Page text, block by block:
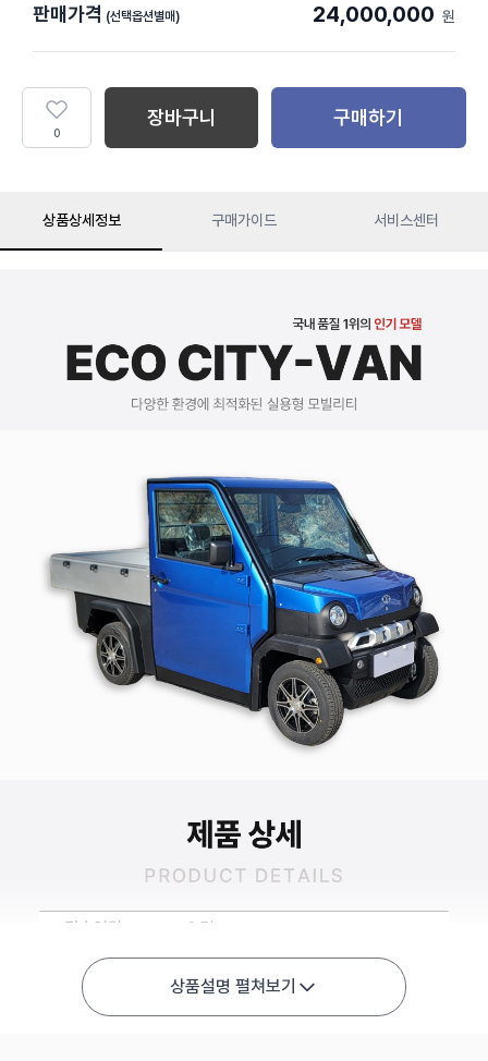
판매가격 (선택옵션별매) 24,000,000 원
0
장바구니 구매하기
상품상세정보 구매가이드 서비스센터
상품설명 펼쳐보기